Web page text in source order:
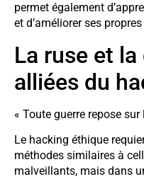
permet également
et d’améliorer ses
La ruse et
alliées du
« Toute guerre repose
Le hacking éthique
méthodes similaires à
malveillants, mais dans